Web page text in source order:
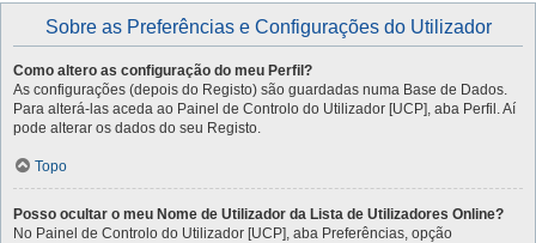
Sobre as Preferências e Configurações do Utilizador
Como altero as configuração do meu Perfil?
As configurações (depois do Registo) são guardadas numa Base de Dados.
Para alterá-las aceda ao Painel de Controlo do Utilizador [UCP], aba Perfil. Aí
pode alterar os dados do seu Registo.
Topo
Posso ocultar o meu Nome de Utilizador da Lista de Utilizadores Online?
No Painel de Controlo do Utilizador [UCP], aba Preferências, opção